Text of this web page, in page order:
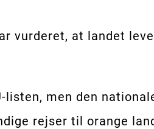
vurderet, at landet
listen, men den
rejser til orange